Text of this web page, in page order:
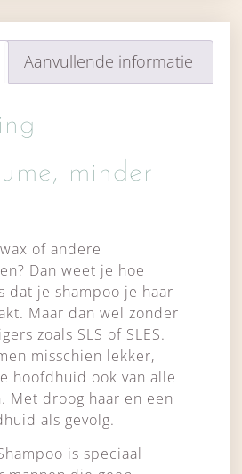
Aanvullende informatie
minder
of andere
Dan weet je hoe
dat je shampoo je haar
Maar dan wel zonder
zoals SLS of SLES.
misschien lekker,
hoofdhuid ook van alle
Met droog haar en een
als gevolg.
is speciaal